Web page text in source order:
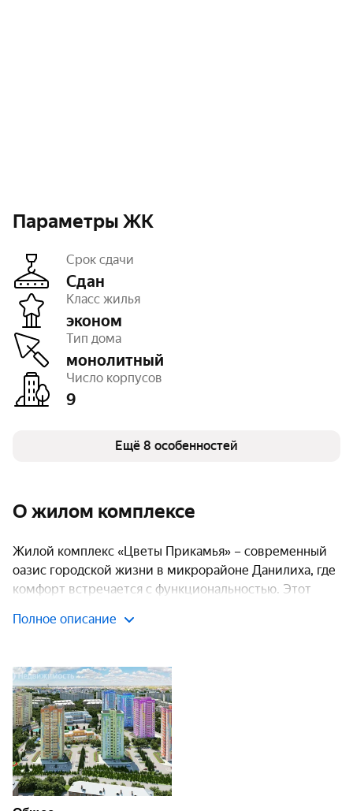
Параметры ЖК
Срок сдачи
Сдан
Класс жилья
эконом
Тип дома
монолитный
Число корпусов
9
Этажность
Отделка
Высота потолков
3 м
Паркинг, машиноместа есть открытый
Тип договора
ДКП
Очереди
Ещё 8 особенностей
О жилом комплексе
Жилой комплекс «Цветы Прикамья» – современный
оазис городской жизни в микрорайоне Данилиха, где
комфорт встречается с функциональностью. Этот
необходимое для полноценной жизни современного
от 15 до 17 этажей, образующих продуманное жилое
пространство с собственной инфраструктурой.
В ЖК «Цветы Прикамья» представлен разнообразный
выбор планировочных решений: от компактных и
эргономичных студий до просторных 3-комнатных
квартир для больших семей. Каждое жилое
пространство спроектировано с учетом современных
Полное описание